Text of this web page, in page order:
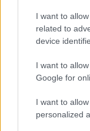
I want to
related to
device
I want to
Google for
I want to
personalized